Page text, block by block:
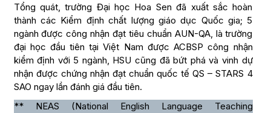
Tổng quát, trường Đại học Hoa Sen đã xuất sắc hoàn
thành các Kiểm định chất lượng giáo dục Quốc gia; 5
ngành được công nhận đạt tiêu chuẩn AUN-QA, là trường
đại học đầu tiên tại Việt Nam được ACBSP công nhận
kiểm định với 5 ngành, HSU cũng đã bứt phá và vinh dự
nhận được chứng nhận đạt chuẩn quốc tế QS – STARS 4
SAO ngay lần đánh giá đầu tiên.
** NEAS (National English Language Teaching